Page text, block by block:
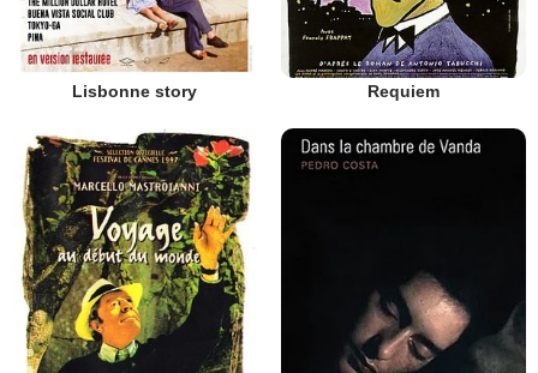
Lisbonne story Requiem